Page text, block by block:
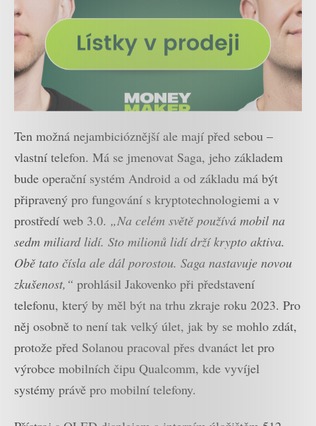
Ten možná nejambicióznější ale mají před sebou –
vlastní telefon. Má se jmenovat Saga, jeho základem
bude operační systém Android a od základu má být
připravený pro fungování s kryptotechnologiemi a v
prostředí web 3.0. „Na celém světě používá mobil na
sedm miliard lidí. Sto milionů lidí drží krypto aktiva.
Obě tato čísla ale dál porostou. Saga nastavuje novou
zkušenost,“ prohlásil Jakovenko při představení
telefonu, který by měl být na trhu zkraje roku 2023. Pro
něj osobně to není tak velký úlet, jak by se mohlo zdát,
protože před Solanou pracoval přes dvanáct let pro
výrobce mobilních čipu Qualcomm, kde vyvíjel
systémy právě pro mobilní telefony.